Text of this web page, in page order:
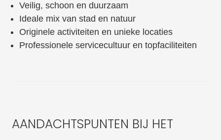
Veilig, schoon en duurzaam
Ideale mix van stad en natuur
Originele activiteiten en unieke locaties
Professionele servicecultuur en topfaciliteiten
AANDACHTSPUNTEN BIJ HET